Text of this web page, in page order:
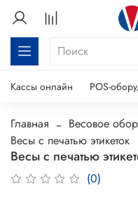
Кассы онлайн POS-
Главная
Весовое
Весы с печатью этикеток
Весы с печатью
(0)